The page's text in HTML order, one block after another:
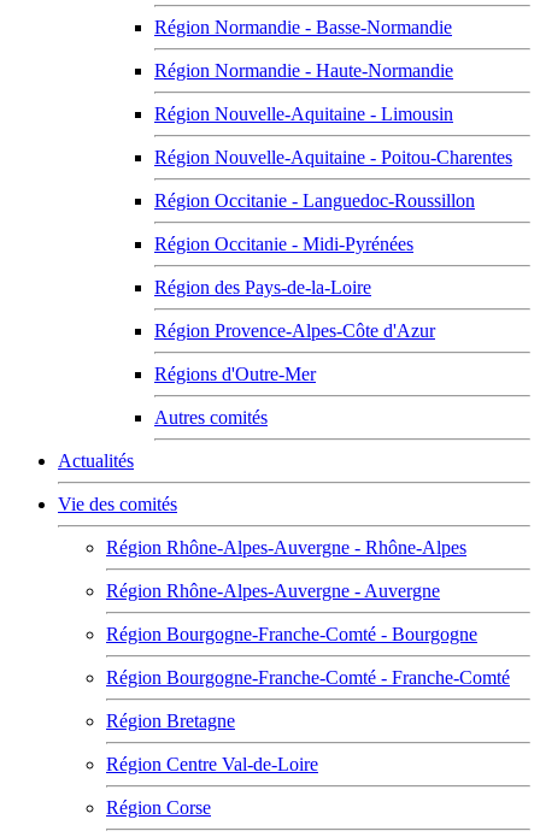
Région Normandie - Basse-Normandie
Région Normandie - Haute-Normandie
Région Nouvelle-Aquitaine - Limousin
Région Nouvelle-Aquitaine - Poitou-Charentes
Région Occitanie - Languedoc-Roussillon
Région Occitanie - Midi-Pyrénées
Région des Pays-de-la-Loire
Région Provence-Alpes-Côte d'Azur
Régions d'Outre-Mer
Autres comités
Actualités
Vie des comités
Région Rhône-Alpes-Auvergne - Rhône-Alpes
Région Rhône-Alpes-Auvergne - Auvergne
Région Bourgogne-Franche-Comté - Bourgogne
Région Bourgogne-Franche-Comté - Franche-Comté
Région Bretagne
Région Centre Val-de-Loire
Région Corse